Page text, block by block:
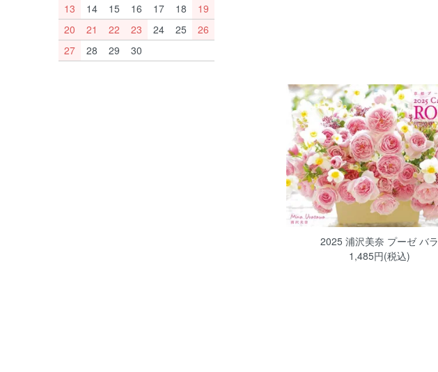
2025 浦沢美奈 プーゼ バラ
1,485円(税込)
13
14 15 16 17 18
19
20
21 22 23 24 25
26
27
28 29 30